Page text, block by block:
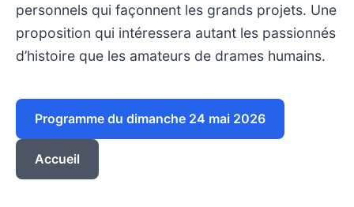
personnels qui façonnent les grands projets. Une
proposition qui intéressera autant les passionnés
d’histoire que les amateurs de drames humains.
Programme du dimanche 24 mai 2026
Accueil